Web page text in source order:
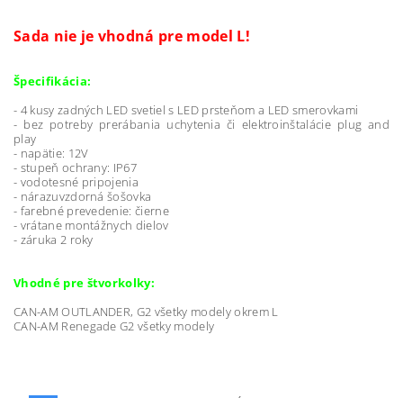
Sada nie je vhodná pre model L!
Špecifikácia:
- 4 kusy zadných LED svetiel s LED prsteňom a LED smerovkami
- bez potreby prerábania uchytenia či elektroinštalácie plug and
play
- napätie: 12V
- stupeň ochrany: IP67
- vodotesné pripojenia
- nárazuvzdorná šošovka
- farebné prevedenie: čierne
- vrátane montážnych dielov
- záruka 2 roky
Vhodné pre štvorkolky:
CAN-AMOUTLANDER, G2 všetky modely okrem L
CAN-AM Renegade G2 všetky modely